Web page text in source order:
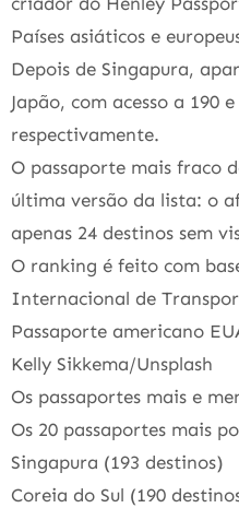
Países asiáticos e
Depois de Singapura,
Japão, com acesso a 190
respectivamente.
O passaporte mais fraco
última versão da lista: o
apenas 24 destinos sem
O ranking é feito com
Internacional de
Passaporte americano
Kelly Sikkema/Unsplash
Os passaportes mais e
Os 20 passaportes mais
Singapura (193 destinos)
Coreia do Sul (190